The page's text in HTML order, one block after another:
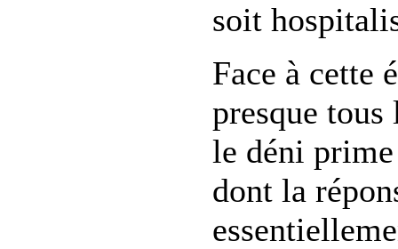
soit
Face à cette
presque
le déni
dont la